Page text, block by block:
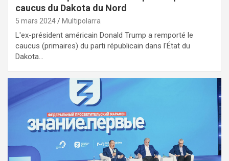
caucus du Dakota du Nord
5 mars 2024 Multipolarra
L'ex-président américain Donald Trump a remporté le
caucus (primaires) du parti républicain dans l'État du
Dakota…